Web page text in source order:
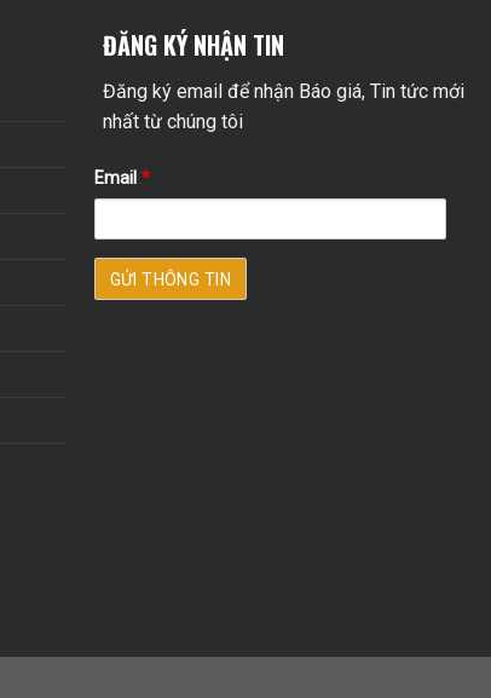
ĐĂNG KÝ NHẬN TIN
Đăng ký email để nhận Báo giá, Tin tức mới
nhất từ chúng tôi
Email *